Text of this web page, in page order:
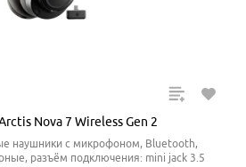
Nova 7 Wireless Gen 2
наушники с микрофоном, Bluetooth,
разъём подключения: mini jack 3.5